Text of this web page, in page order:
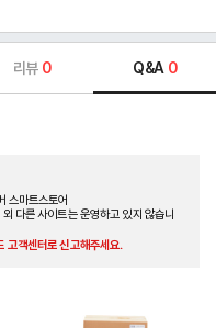
리뷰 0 Q&A 0
스마트스토어
다른 사이트는 운영하고 있지 않습니
고객센터로 신고해주세요.